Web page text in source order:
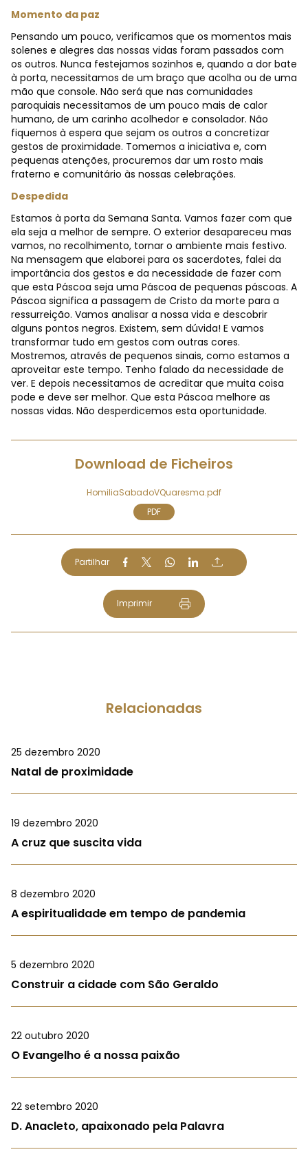
Momento da paz
Pensando um pouco, verificamos que os momentos mais
solenes e alegres das nossas vidas foram passados com
os outros. Nunca festejamos sozinhos e, quando a dor bate
à porta, necessitamos de um braço que acolha ou de uma
mão que console. Não será que nas comunidades
paroquiais necessitamos de um pouco mais de calor
humano, de um carinho acolhedor e consolador. Não
fiquemos à espera que sejam os outros a concretizar
gestos de proximidade. Tomemos a iniciativa e, com
pequenas atenções, procuremos dar um rosto mais
fraterno e comunitário às nossas celebrações.
Despedida
Estamos à porta da Semana Santa. Vamos fazer com que
ela seja a melhor de sempre. O exterior desapareceu mas
vamos, no recolhimento, tornar o ambiente mais festivo.
Na mensagem que elaborei para os sacerdotes, falei da
importância dos gestos e da necessidade de fazer com
que esta Páscoa seja uma Páscoa de pequenas páscoas. A
Páscoa significa a passagem de Cristo da morte para a
ressurreição. Vamos analisar a nossa vida e descobrir
alguns pontos negros. Existem, sem dúvida! E vamos
transformar tudo em gestos com outras cores.
Mostremos, através de pequenos sinais, como estamos a
aproveitar este tempo. Tenho falado da necessidade de
ver. E depois necessitamos de acreditar que muita coisa
pode e deve ser melhor. Que esta Páscoa melhore as
nossas vidas. Não desperdicemos esta oportunidade.
Download de Ficheiros
HomiliaSabadoVQuaresma.pdf
PDF
Partilhar
Imprimir
Relacionadas
25 dezembro 2020
Natal de proximidade
19 dezembro 2020
A cruz que suscita vida
8 dezembro 2020
A espiritualidade em tempo de pandemia
5 dezembro 2020
Construir a cidade com São Geraldo
22 outubro 2020
O Evangelho é a nossa paixão
22 setembro 2020
D. Anacleto, apaixonado pela Palavra